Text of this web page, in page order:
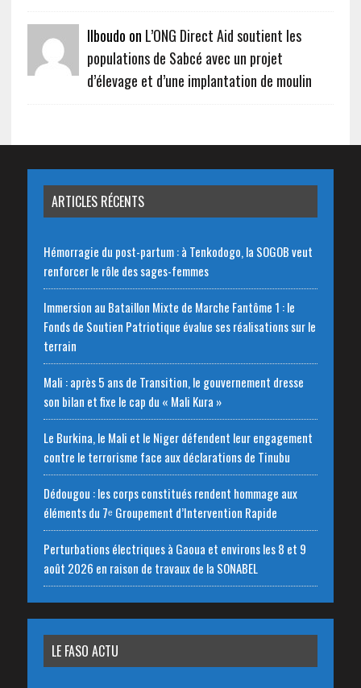
Ilboudo on L’ONG Direct Aid soutient les
populations de Sabcé avec un projet
d’élevage et d’une implantation de moulin
ARTICLES RÉCENTS
Hémorragie du post-partum : à Tenkodogo, la SOGOB veut
renforcer le rôle des sages-femmes
Immersion au Bataillon Mixte de Marche Fantôme 1 : le
Fonds de Soutien Patriotique évalue ses réalisations sur le
terrain
Mali : après 5 ans de Transition, le gouvernement dresse
son bilan et fixe le cap du « Mali Kura »
Le Burkina, le Mali et le Niger défendent leur engagement
contre le terrorisme face aux déclarations de Tinubu
Dédougou : les corps constitués rendent hommage aux
éléments du 7ᵉ Groupement d’Intervention Rapide
Perturbations électriques à Gaoua et environs les 8 et 9
août 2026 en raison de travaux de la SONABEL
LE FASO ACTU